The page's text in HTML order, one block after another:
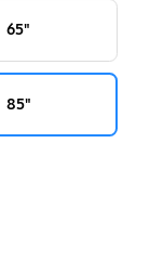
"65
"85